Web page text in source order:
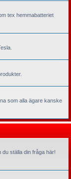
tex hemmabatteriet
som alla ägare kanske
ställa din fråga här!